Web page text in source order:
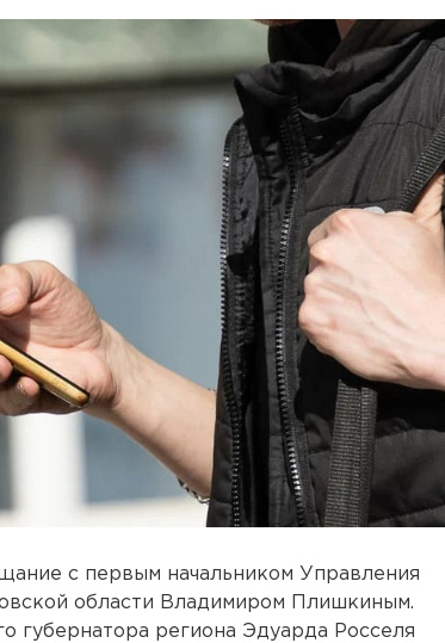
с первым начальником Управления
области Владимиром Плишкиным.
губернатора региона Эдуарда Росселя